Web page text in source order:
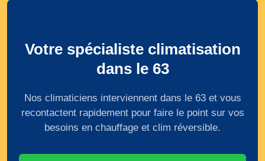
Votre spécialiste climatisation
dans le 63
Nos climaticiens interviennent dans le 63 et vous
recontactent rapidement pour faire le point sur vos
besoins en chauffage et clim réversible.